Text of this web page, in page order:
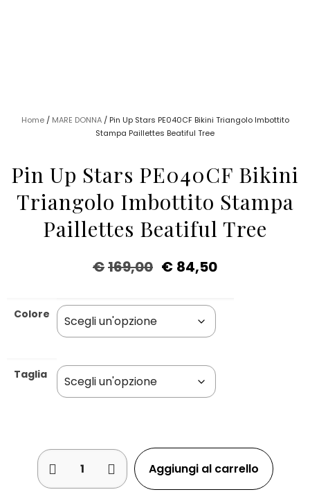
Home/ MARE DONNA/ Pin Up Stars PE040CF Bikini Triangolo Imbottito
Stampa Paillettes Beatiful Tree
Pin Up Stars PE040CF Bikini
Triangolo Imbottito Stampa
Paillettes Beatiful Tree
€169,00 € 84,50
Colore
Taglia
Aggiungi al carrello